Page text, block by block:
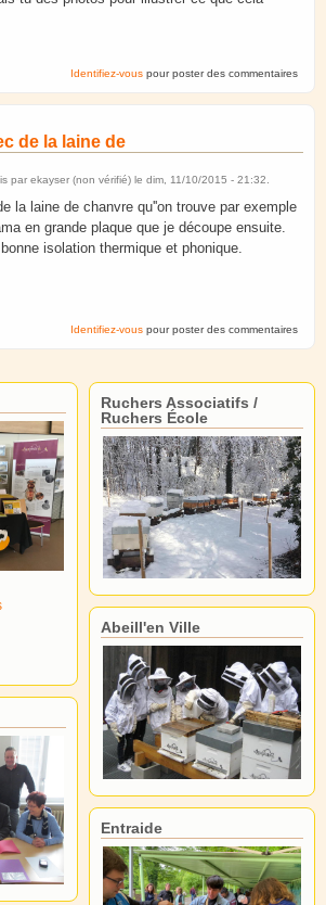
Identifiez-vous pour poster des commentaires
de la laine de
par ekayser (non vérifié) le dim, 11/10/2015 - 21:32.
la laine de chanvre qu''on trouve par exemple
en grande plaque que je découpe ensuite.
isolation thermique et phonique.
Identifiez-vous pour poster des commentaires
Ruchers Associatifs /
Ruchers École
Abeill'en Ville
Entraide